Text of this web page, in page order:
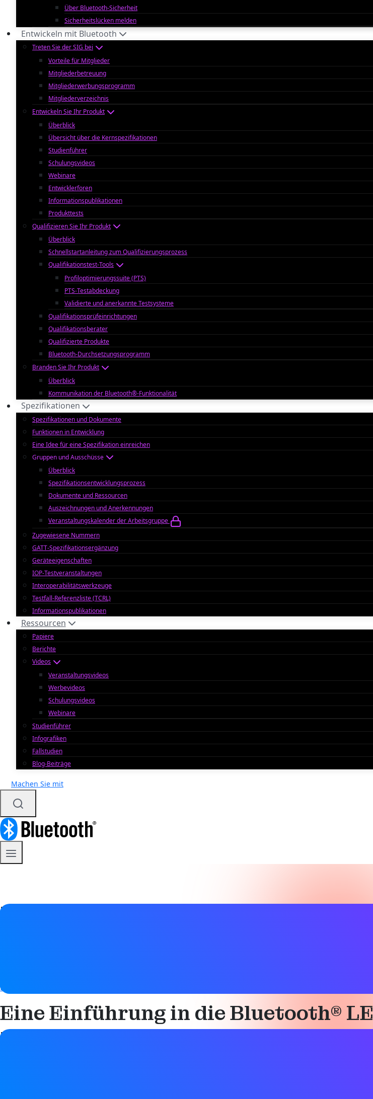
Über Bluetooth-Sicherheit
Sicherheitslücken melden
Entwickeln mit Bluetooth
Treten Sie der SIG bei
Vorteile für Mitglieder
Mitgliederbetreuung
Mitgliederwerbungsprogramm
Mitgliederverzeichnis
Entwickeln Sie Ihr Produkt
Überblick
Übersicht über die Kernspezifikationen
Studienführer
Schulungsvideos
Webinare
Entwicklerforen
Informationspublikationen
Produkttests
Qualifizieren Sie Ihr Produkt
Überblick
Schnellstartanleitung zum Qualifizierungsprozess
Qualifikationstest-Tools
Profiloptimierungssuite (PTS)
PTS-Testabdeckung
Validierte und anerkannte Testsysteme
Qualifikationsprüfeinrichtungen
Qualifikationsberater
Qualifizierte Produkte
Bluetooth-Durchsetzungsprogramm
Branden Sie Ihr Produkt
Überblick
Kommunikation der Bluetooth®-Funktionalität
Spezifikationen
Spezifikationen und Dokumente
Funktionen in Entwicklung
Eine Idee für eine Spezifikation einreichen
Gruppen und Ausschüsse
Überblick
Spezifikationsentwicklungsprozess
Dokumente und Ressourcen
Auszeichnungen und Anerkennungen
Veranstaltungskalender der Arbeitsgruppe
Zugewiesene Nummern
GATT-Spezifikationsergänzung
Geräteeigenschaften
IOP-Testveranstaltungen
Interoperabilitätswerkzeuge
Testfall-Referenzliste (TCRL)
Informationspublikationen
Ressourcen
Papiere
Berichte
Videos
Veranstaltungsvideos
Werbevideos
Schulungsvideos
Webinare
Studienführer
Infografiken
Fallstudien
Blog-Beiträge
Machen Sie mit
Details zum Studienführer
Bluetooth LE
Eine Einführung in die Bluetooth® LE
Details zum Studienführer